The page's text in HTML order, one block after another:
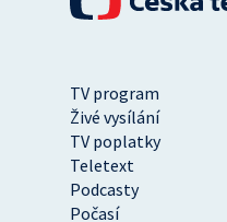
TV program
Živé vysílání
TV poplatky
Teletext
Podcasty
Počasí